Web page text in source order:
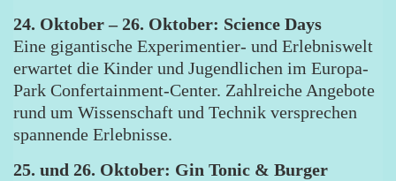
24. Oktober – 26. Oktober: Science Days
Eine gigantische Experimentier- und Erlebniswelt
erwartet die Kinder und Jugendlichen im Europa-
Park Confertainment-Center. Zahlreiche Angebote
rund um Wissenschaft und Technik versprechen
spannende Erlebnisse.
25. und 26. Oktober: Gin Tonic & Burger